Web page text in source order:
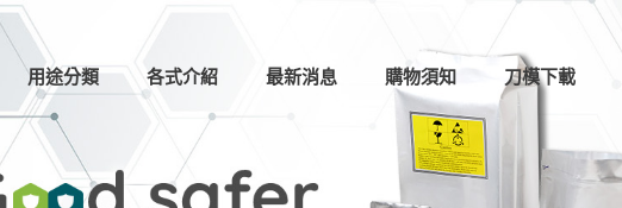
用途分類 各式介紹 最新消息 購物須知 刀模下載